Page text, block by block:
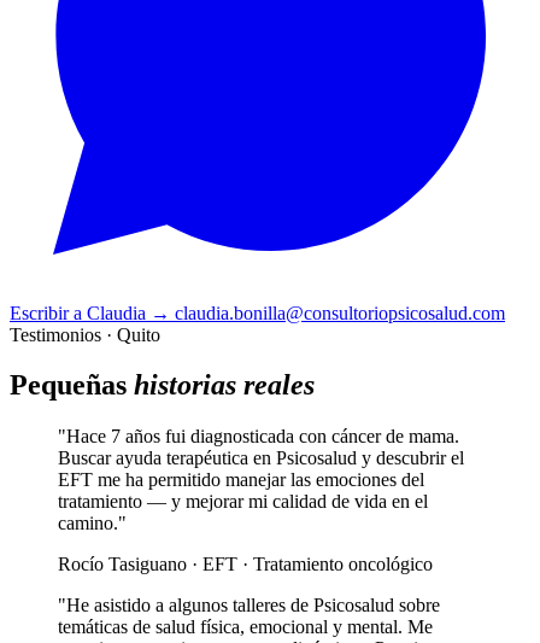
Escribir a Claudia → claudia.bonilla@consultoriopsicosalud.com
Testimonios · Quito
Pequeñas historias reales
"Hace 7 años fui diagnosticada con cáncer de mama.
Buscar ayuda terapéutica en Psicosalud y descubrir el
EFT me ha permitido manejar las emociones del
tratamiento — y mejorar mi calidad de vida en el
camino."
Rocío Tasiguano · EFT · Tratamiento oncológico
"He asistido a algunos talleres de Psicosalud sobre
temáticas de salud física, emocional y mental. Me